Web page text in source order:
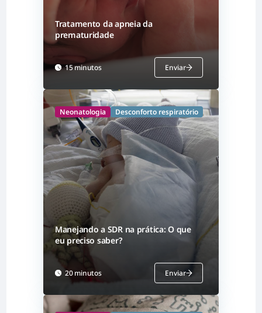
Tratamento da apneia da
prematuridade
15 minutos Enviar
Neonatologia Desconforto respiratório
Manejando a SDR na prática: O que
eu preciso saber?
20 minutos Enviar